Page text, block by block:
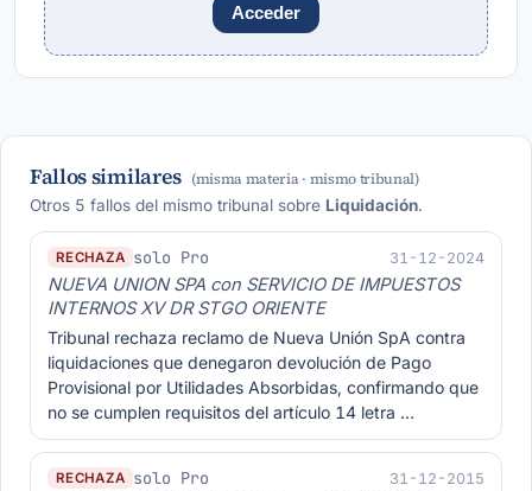
Acceder
Fallos similares (misma materia · mismo tribunal)
Otros 5 fallos del mismo tribunal sobre Liquidación.
RECHAZA solo Pro 31-12-2024
NUEVA UNION SPA con SERVICIO DE IMPUESTOS
INTERNOS XV DR STGO ORIENTE
Tribunal rechaza reclamo de Nueva Unión SpA contra
liquidaciones que denegaron devolución de Pago
Provisional por Utilidades Absorbidas, confirmando que
no se cumplen requisitos del artículo 14 letra …
RECHAZA solo Pro 31-12-2015